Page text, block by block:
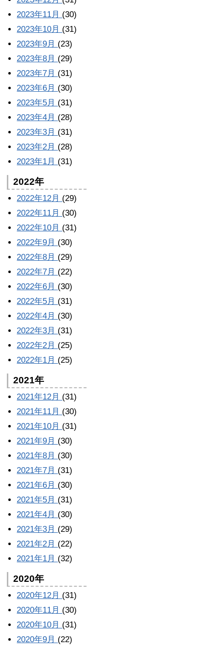
2023年11月 (30)
2023年10月 (31)
2023年9月 (23)
2023年8月 (29)
2023年7月 (31)
2023年6月 (30)
2023年5月 (31)
2023年4月 (28)
2023年3月 (31)
2023年2月 (28)
2023年1月 (31)
2022年
2022年12月 (29)
2022年11月 (30)
2022年10月 (31)
2022年9月 (30)
2022年8月 (29)
2022年7月 (22)
2022年6月 (30)
2022年5月 (31)
2022年4月 (30)
2022年3月 (31)
2022年2月 (25)
2022年1月 (25)
2021年
2021年12月 (31)
2021年11月 (30)
2021年10月 (31)
2021年9月 (30)
2021年8月 (30)
2021年7月 (31)
2021年6月 (30)
2021年5月 (31)
2021年4月 (30)
2021年3月 (29)
2021年2月 (22)
2021年1月 (32)
2020年
2020年12月 (31)
2020年11月 (30)
2020年10月 (31)
2020年9月 (22)